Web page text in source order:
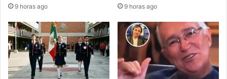
9 horas ago 9 horas ago